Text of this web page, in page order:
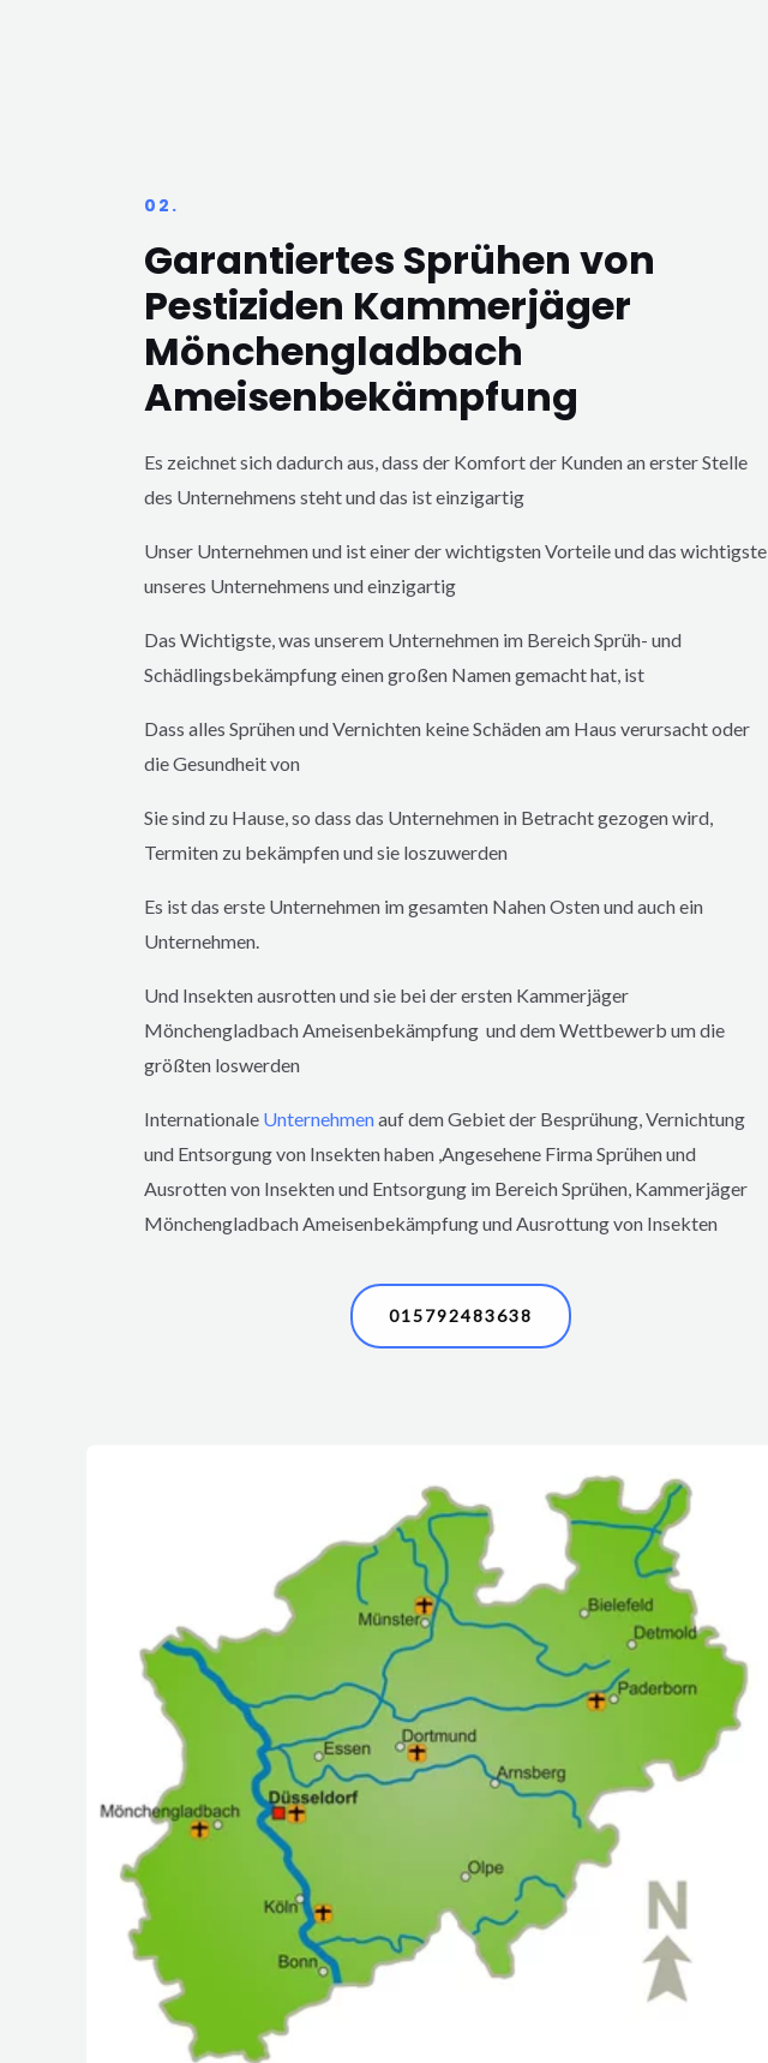
02.
Garantiertes Sprühen von
Pestiziden Kammerjäger
Mönchengladbach
Ameisenbekämpfung
Es zeichnet sich dadurch aus, dass der Komfort der Kunden an erster Stelle
des Unternehmens steht und das ist einzigartig
Unser Unternehmen und ist einer der wichtigsten Vorteile und das wichtigste
unseres Unternehmens und einzigartig
Das Wichtigste, was unserem Unternehmen im Bereich Sprüh- und
Schädlingsbekämpfung einen großen Namen gemacht hat, ist
Dass alles Sprühen und Vernichten keine Schäden am Haus verursacht oder
die Gesundheit von
Sie sind zu Hause, so dass das Unternehmen in Betracht gezogen wird,
Termiten zu bekämpfen und sie loszuwerden
Es ist das erste Unternehmen im gesamten Nahen Osten und auch ein
Unternehmen.
Und Insekten ausrotten und sie bei der ersten Kammerjäger
MönchengladbachAmeisenbekämpfung und dem Wettbewerb um die
größten loswerden
Internationale Unternehmenauf dem Gebiet der Besprühung, Vernichtung
und Entsorgung von Insekten haben ,Angesehene Firma Sprühen und
Ausrotten von Insekten und Entsorgung im Bereich Sprühen, Kammerjäger
MönchengladbachAmeisenbekämpfung und Ausrottung von Insekten
015792483638